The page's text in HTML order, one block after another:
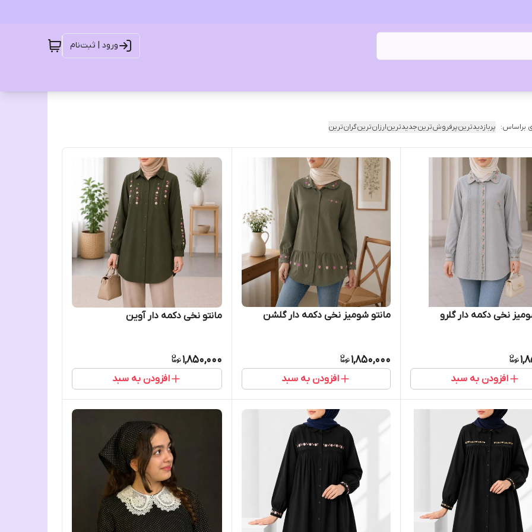
ورود | ثبت‌نام
براساس: پربازدیدترینپرفروش‌ترینجدیدترینارزان‌ترینگران‌ترین
نخی دکمه دار گلرو
افزودن به سبد
مانتو شومیز نخی دکمه دار گلشن
1,850,000
افزودن به سبد
مانتو نخی دکمه دار آوین
1,850,000
افزودن به سبد